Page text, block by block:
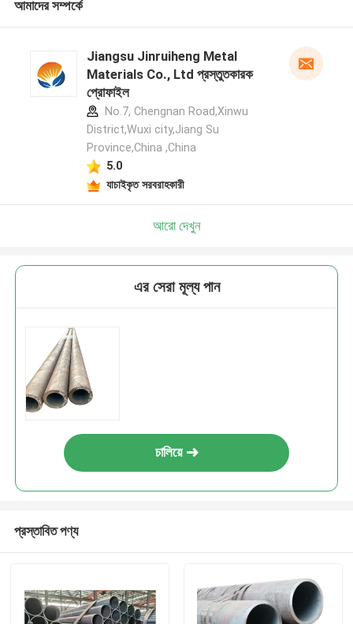
আমাদের সম্পর্কে
Jiangsu Jinruiheng Metal
Materials Co., Ltd প্রস্তুতকারক
প্রোফাইল
No.7, Chengnan Road,Xinwu
District,Wuxi city,Jiang Su
Province,China ,China
5.0
যাচাইকৃত সরবরাহকারী
আরো দেখুন
এর সেরা মূল্য পান
চালিয়ে
প্রস্তাবিত পণ্য